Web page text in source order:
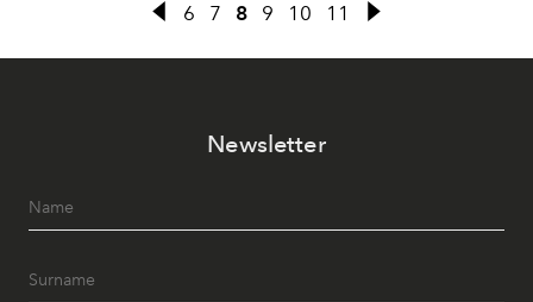
6 7 8 9 10 11
Newsletter